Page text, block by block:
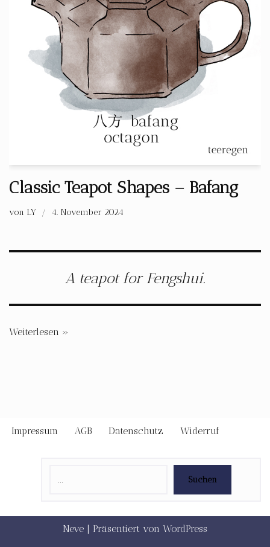
Classic Teapot Shapes – Bafang
von LY 4. November 2024
A teapot for Fengshui.
Weiterlesen »
Impressum AGB Datenschutz Widerruf
Suchen
Neve | Präsentiert von WordPress